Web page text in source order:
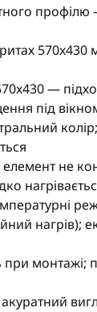
—
під
не
нагрів);
монтажі;